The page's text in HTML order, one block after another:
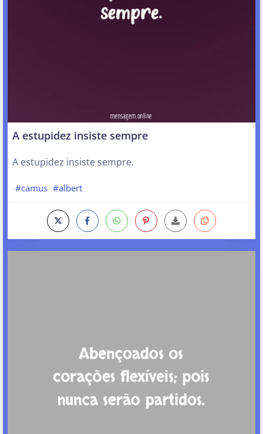
A estupidez insiste sempre
A estupidez insiste sempre.
#camus #albert